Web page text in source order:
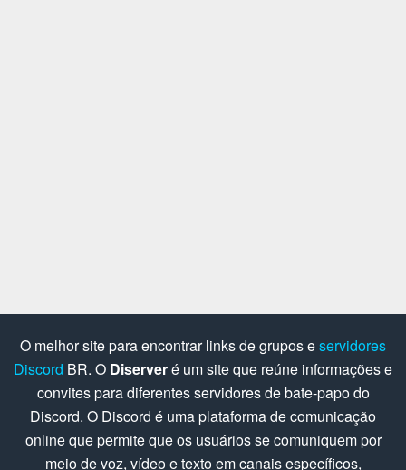
O melhor site para encontrar links de grupos eservidores
Discord BR. O Diserveré um site que reúne informações e
convites para diferentes servidores de bate-papo do
Discord. O Discord é uma plataforma de comunicação
online que permite que os usuários se comuniquem por
meio de voz, vídeo e texto em canais específicos,